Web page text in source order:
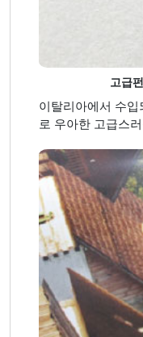
고급
이탈리아에서 수
로 우아한 고급스